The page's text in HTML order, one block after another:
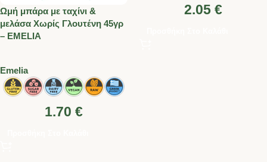
Ωμή μπάρα με ταχίνι &
μελάσα Χωρίς Γλουτένη 45γρ
– EMELIA
Emelia
1.70 €
2.05 €